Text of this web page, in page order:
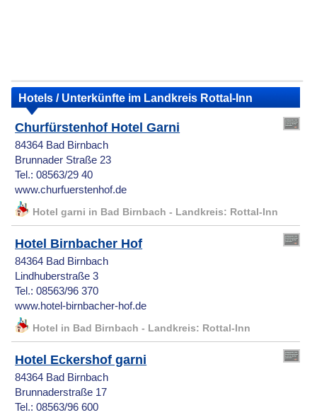
Hotels / Unterkünfte im Landkreis Rottal-Inn
Churfürstenhof Hotel Garni
84364 Bad Birnbach
Brunnader Straße 23
Tel.: 08563/29 40
www.churfuerstenhof.de
Hotel garni in Bad Birnbach - Landkreis: Rottal-Inn
Hotel Birnbacher Hof
84364 Bad Birnbach
Lindhuberstraße 3
Tel.: 08563/96 370
www.hotel-birnbacher-hof.de
Hotel in Bad Birnbach - Landkreis: Rottal-Inn
Hotel Eckershof garni
84364 Bad Birnbach
Brunnaderstraße 17
Tel.: 08563/96 600